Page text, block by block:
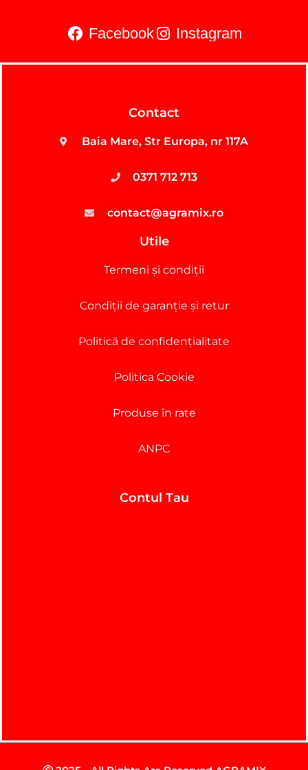
Facebook Instagram
Contact
Baia Mare, Str Europa, nr 117A
0371 712 713
contact@agramix.ro
Utile
Termeni și condiții
Condiții de garanție și retur
Politică de confidențialitate
Politica Cookie
Produse în rate
ANPC
Contul Tau